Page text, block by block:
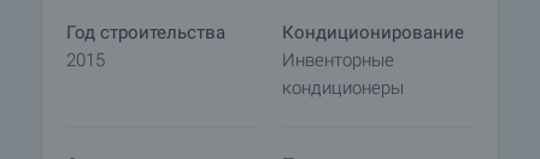
покупателями и начинается подготовка
документов для заключения предварительного
и окончательного договора. Пожалуйста,
Год строительства
2015
Кондиционирование
Инвенторные
кондиционеры